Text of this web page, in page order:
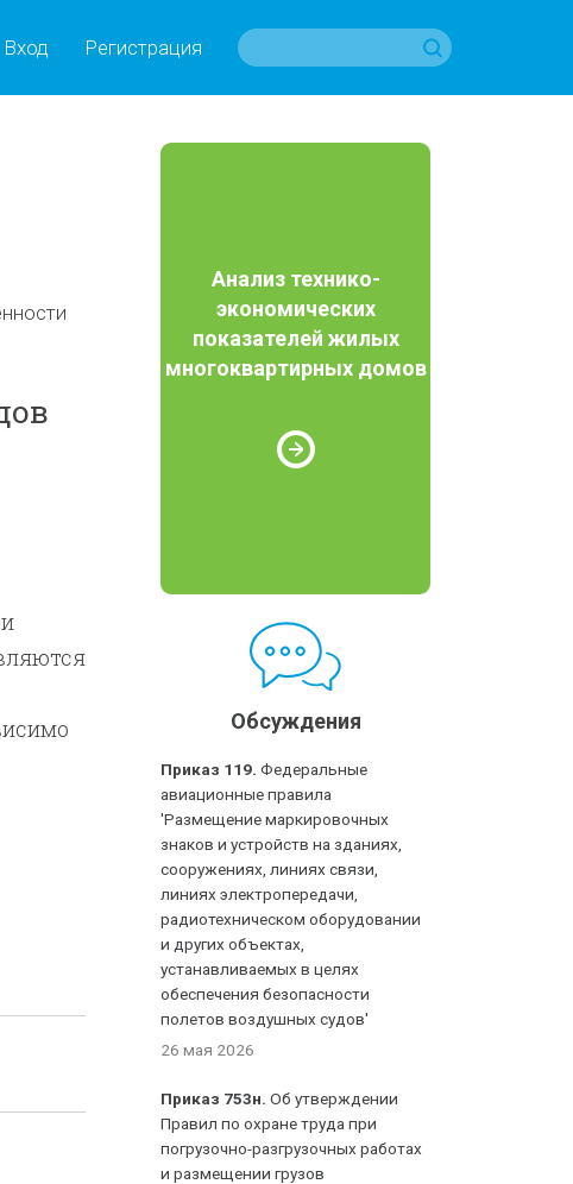
Вход Регистрация
Анализ технико-
экономических
показателей жилых
многоквартирных домов
Обсуждения
Приказ 119. Федеральные
авиационные правила
'Размещение маркировочных
знаков и устройств на зданиях,
сооружениях, линиях связи,
линиях электропередачи,
радиотехническом оборудовании
и других объектах,
устанавливаемых в целях
обеспечения безопасности
полетов воздушных судов'
26 мая 2026
Приказ 753н. Об утверждении
Правил по охране труда при
погрузочно-разгрузочных работах
и размещении грузов